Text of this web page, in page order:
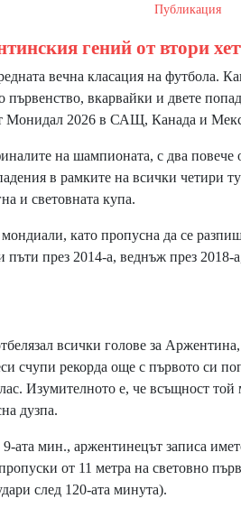
Публикация
гений от втори
вечна класация на футбола.
първенство, вкарвайки и двете
Монидал 2026 в САЩ, Канада и
на шампионата, с два повече
в рамките на всички четири
и световната купа.
като пропусна да се
през 2014-а, веднъж през
всички голове за
счупи рекорда още с първото си
Изумителното е, че всъщност
дузпа.
ата мин., аржентинецът записа
от 11 метра на световно
след 120-ата минута).